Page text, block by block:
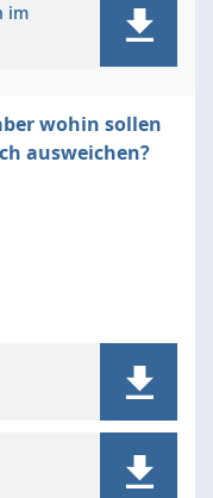
im
wohin sollen
ausweichen?